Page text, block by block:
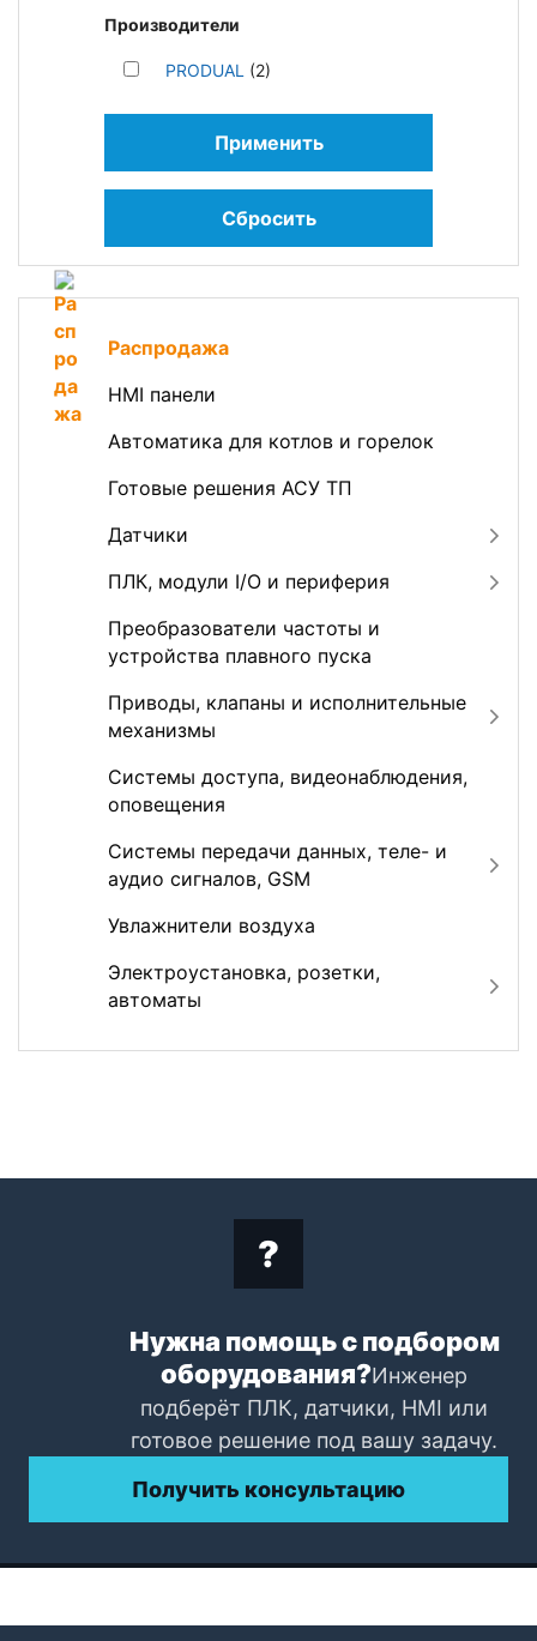
Производители
PRODUAL (2)
Применить
Сбросить
Распродажа
HMI панели
Автоматика для котлов и горелок
Готовые решения АСУ ТП
Датчики
ПЛК, модули I/O и периферия
Преобразователи частоты и
устройства плавного пуска
Приводы, клапаны и исполнительные
механизмы
Системы доступа, видеонаблюдения,
оповещения
Системы передачи данных, теле- и
аудио сигналов, GSM
Увлажнители воздуха
Электроустановка, розетки,
автоматы
Нужна помощь с подбором
оборудования?Инженер
подберёт ПЛК, датчики, HMI или
готовое решение под вашу задачу.
Получить консультацию